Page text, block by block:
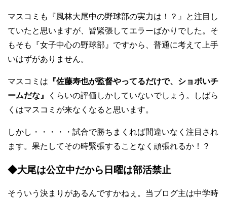
マスコミも『風林大尾中の野球部の実力は！？』と注目し
ていたと思いますが、皆緊張してエラーばかりでした。そ
もそも『女子中心の野球部』ですから、普通に考えて上手
いはずがありません。
マスコミは 『佐藤寿也が監督やってるだけで、ショボいチ
ームだな』
くらいの評価しかしていないでしょう。しばら
くはマスコミが来なくなると思います。
しかし・・・・・試合で勝ちまくれば間違いなく注目され
ます。果たしてその時緊張することなく頑張れるか！？
◆大尾は公立中だから日曜は部活禁止
そういう決まりがあるんですかねぇ。当ブログ主は中学時